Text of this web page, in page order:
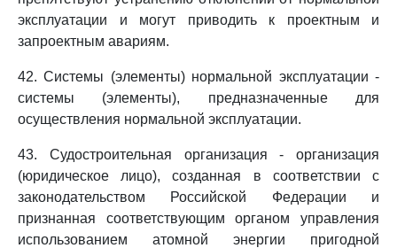
эксплуатации и могут приводить к проектным и
запроектным авариям.
42. Системы (элементы) нормальной эксплуатации -
системы (элементы), предназначенные для
осуществления нормальной эксплуатации.
43. Судостроительная организация - организация
(юридическое лицо), созданная в соответствии с
законодательством Российской Федерации и
признанная соответствующим органом управления
использованием атомной энергии пригодной